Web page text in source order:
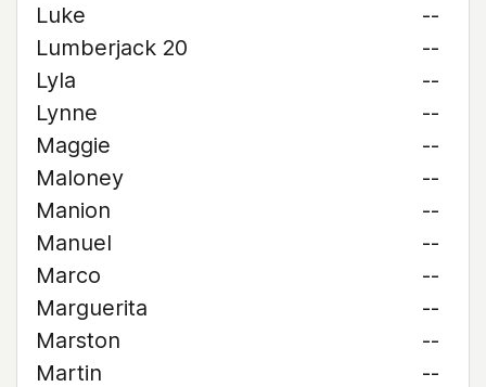
Luke
--
Lumberjack 20
--
Lyla
--
Lynne
--
Maggie
--
Maloney
--
Manion
--
Manuel
--
Marco
--
Marguerita
--
Marston
--
Martin
--